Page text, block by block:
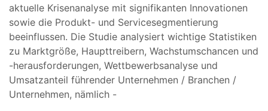
aktuelle Krisenanalyse mit signifikanten Innovationen
sowie die Produkt- und Servicesegmentierung
beeinflussen. Die Studie analysiert wichtige Statistiken
zu Marktgröße, Haupttreibern, Wachstumschancen und
-herausforderungen, Wettbewerbsanalyse und
Umsatzanteil führender Unternehmen / Branchen /
Unternehmen, nämlich -